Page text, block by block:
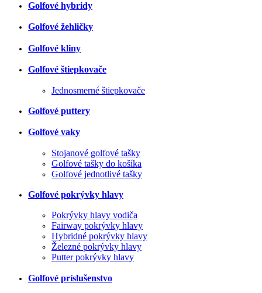
Golfové hybridy
Golfové žehličky
Golfové kliny
Golfové štiepkovače
Jednosmerné štiepkovače
Golfové puttery
Golfové vaky
Stojanové golfové tašky
Golfové tašky do košíka
Golfové jednotlivé tašky
Golfové pokrývky hlavy
Pokrývky hlavy vodiča
Fairway pokrývky hlavy
Hybridné pokrývky hlavy
Železné pokrývky hlavy
Putter pokrývky hlavy
Golfové príslušenstvo